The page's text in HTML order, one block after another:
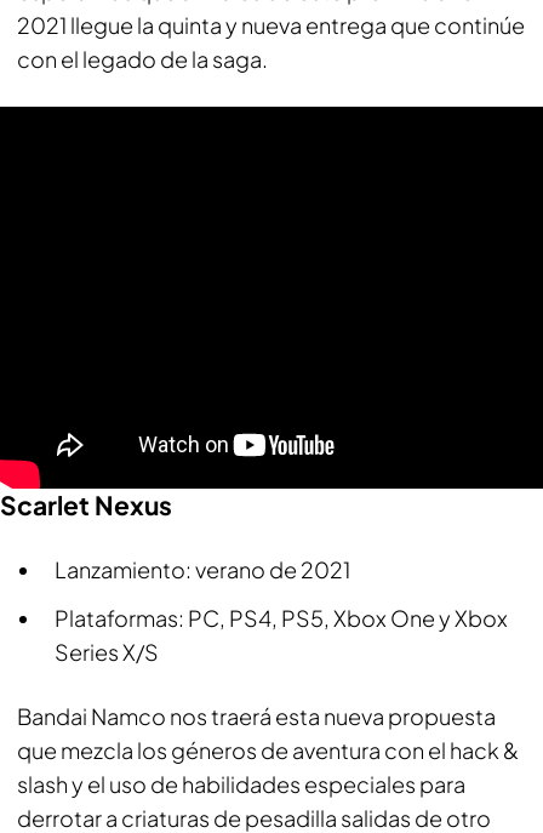
2021 llegue la quinta y nueva entrega que continúe
con el legado de la saga.
Scarlet Nexus
Lanzamiento: verano de 2021
Plataformas: PC, PS4, PS5, Xbox One y Xbox
Series X/S
Bandai Namco nos traerá esta nueva propuesta
que mezcla los géneros de aventura con el hack &
slash y el uso de habilidades especiales para
derrotar a criaturas de pesadilla salidas de otro